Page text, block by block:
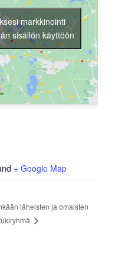
+ Google Map
markkinointi
sisällön käyttöön
läheisten ja omaisten